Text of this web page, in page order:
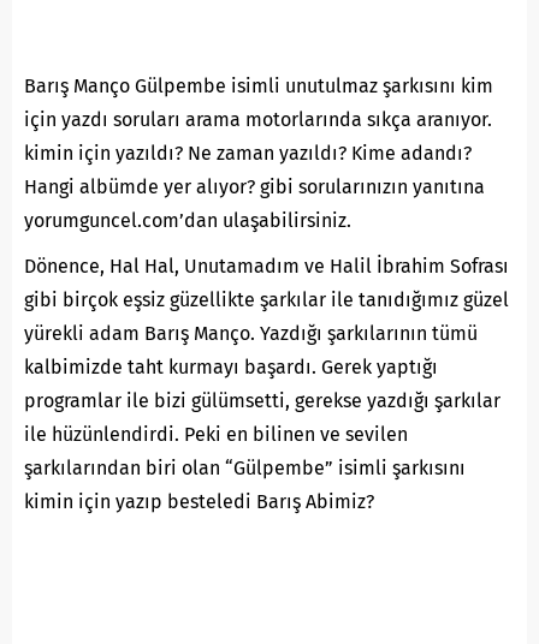
Barış Manço Gülpembe isimli unutulmaz şarkısını kim
için yazdı soruları arama motorlarında sıkça aranıyor.
kimin için yazıldı? Ne zaman yazıldı? Kime adandı?
Hangi albümde yer alıyor? gibi sorularınızın yanıtına
yorumguncel.com’dan ulaşabilirsiniz.
Dönence, Hal Hal, Unutamadım ve Halil İbrahim Sofrası
gibi birçok eşsiz güzellikte şarkılar ile tanıdığımız güzel
yürekli adam Barış Manço. Yazdığı şarkılarının tümü
kalbimizde taht kurmayı başardı. Gerek yaptığı
programlar ile bizi gülümsetti, gerekse yazdığı şarkılar
ile hüzünlendirdi. Peki en bilinen ve sevilen
şarkılarından biri olan “Gülpembe” isimli şarkısını
kimin için yazıp besteledi Barış Abimiz?